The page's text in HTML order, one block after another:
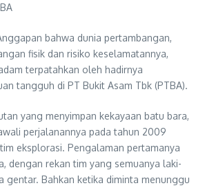
bahwa dunia pertambangan,
fisik dan risiko keselamatannya,
terpatahkan oleh hadirnya
tangguh di PT Bukit Asam Tbk (PTBA).
yang menyimpan kekayaan batu bara,
perjalanannya pada tahun 2009
eksplorasi. Pengalaman pertamanya
dengan rekan tim yang semuanya laki-
gentar. Bahkan ketika diminta menunggu